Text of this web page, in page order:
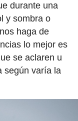
durante una
y sombra o
haga de
lo mejor es
se aclaren u
según varía la